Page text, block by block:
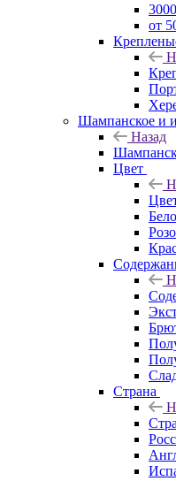
от
Шампанское и
Назад
Цвет
Страна